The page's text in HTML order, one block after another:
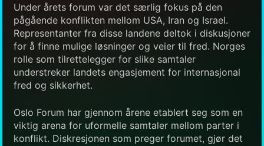
Under årets forum var det særlig fokus på den
pågående konflikten mellom USA, Iran og Israel.
Representanter fra disse landene deltok i diskusjoner
for å finne mulige løsninger og veier til fred. Norges
rolle som tilrettelegger for slike samtaler
understreker landets engasjement for internasjonal
fred og sikkerhet.
Oslo Forum har gjennom årene etablert seg som en
viktig arena for uformelle samtaler mellom parter i
konflikt. Diskresjonen som preger forumet, gjør det